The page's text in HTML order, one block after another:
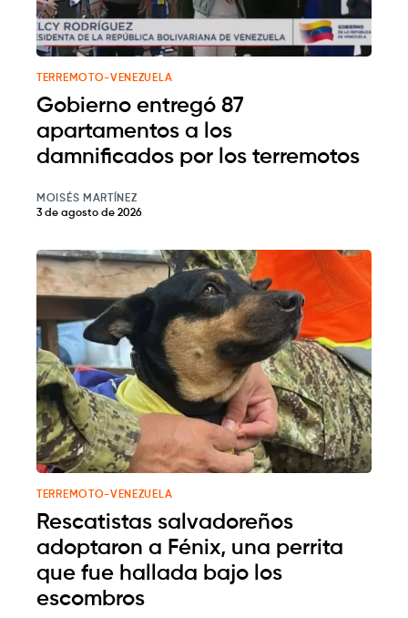
TERREMOTO-VENEZUELA
Gobierno entregó 87
apartamentos a los
damnificados por los terremotos
MOISÉS MARTÍNEZ
3 de agosto de 2026
TERREMOTO-VENEZUELA
Rescatistas salvadoreños
adoptaron a Fénix, una perrita
que fue hallada bajo los
escombros